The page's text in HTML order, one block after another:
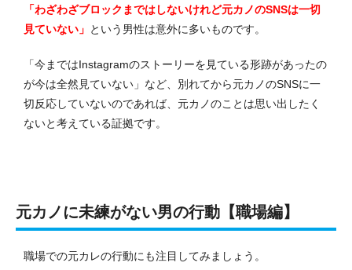
「わざわざブロックまではしないけれど元カノのSNSは一切
見ていない」 という男性は意外に多いものです。
「今まではInstagramのストーリーを見ている形跡があったの
が今は全然見ていない」など、別れてから元カノのSNSに一
切反応していないのであれば、元カノのことは思い出したく
ないと考えている証拠です。
元カノに未練がない男の行動【職場編】
職場での元カレの行動にも注目してみましょう。